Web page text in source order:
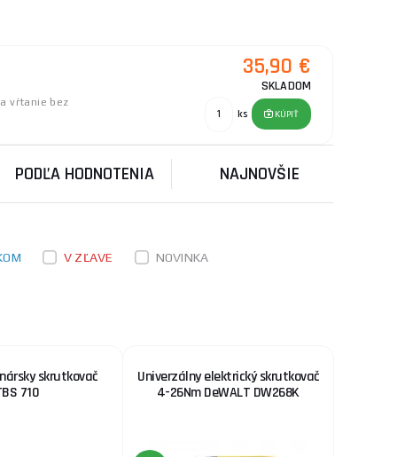
vŕtanie bez
35,90 €
SKLADOM
ks KÚPIŤ
PODĽA HODNOTENIA NAJNOVŠIE
V ZĽAVE NOVINKA
skrutkovač
710
Univerzálny elektrický skrutkovač
4-26Nm DeWALT DW268K